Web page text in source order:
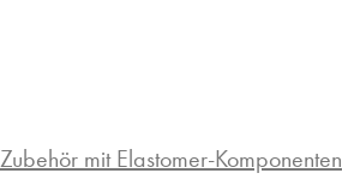
mit Elastomer-Komponenten